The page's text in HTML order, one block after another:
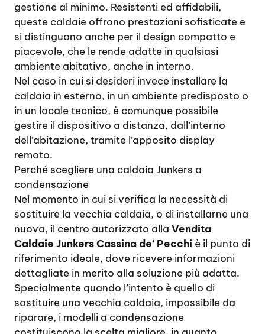
gestione al minimo. Resistenti ed affidabili,
queste caldaie offrono prestazioni sofisticate e
si distinguono anche per il design compatto e
piacevole, che le rende adatte in qualsiasi
ambiente abitativo, anche in interno.
Nel caso in cui si desideri invece installare la
caldaia in esterno, in un ambiente predisposto o
in un locale tecnico, è comunque possibile
gestire il dispositivo a distanza, dall’interno
dell’abitazione, tramite l’apposito display
remoto.
Perché scegliere una caldaia Junkers a
condensazione
Nel momento in cui si verifica la necessità di
sostituire la vecchia caldaia, o di installarne una
nuova, il centro autorizzato alla Vendita
Caldaie Junkers Cassina de’ Pecchi è il punto di
riferimento ideale, dove ricevere informazioni
dettagliate in merito alla soluzione più adatta.
Specialmente quando l’intento è quello di
sostituire una vecchia caldaia, impossibile da
riparare, i modelli a condensazione